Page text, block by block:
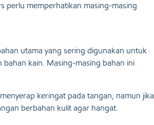
perlu memperhatikan masing-masing
utama yang sering digunakan untuk
kain. Masing-masing bahan ini
keringat pada tangan, namun jika
berbahan kulit agar hangat.